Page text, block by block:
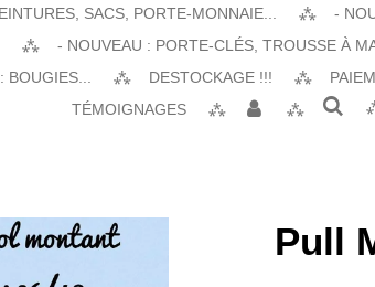
SACS, PORTE-MONNAIE...
-
- NOUVEAU : PORTE-CLÉS, TROUSSE À
DESTOCKAGE !!!
TÉMOIGNAGES
Pull